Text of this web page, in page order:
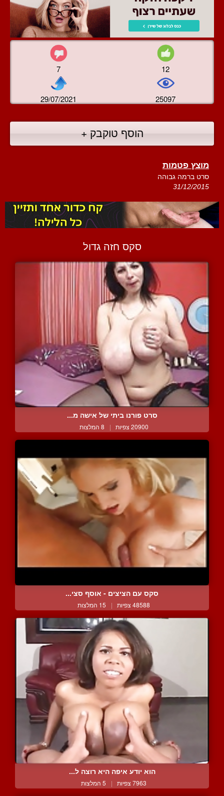
7 12
29/07/2021 25097
הוסף טוקבק +
מוצץ פטמות
סרט ברמה גבוהה
31/12/2015
סקס חזה גדול
סרט פורנו ביתי של אישה מ...
20900 צפיות | 8 המלצות
סקס עם הציצים - אוסף סצי...
48588 צפיות | 15 המלצות
הוא יודע איפה היא רוצה ל...
7963 צפיות | 5 המלצות